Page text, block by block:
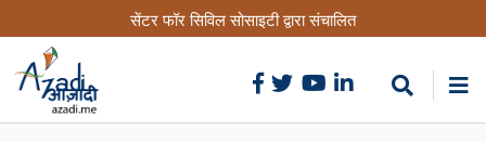
to
content
सेंटर फॉर सिविल सोसाइटी द्वारा संचालित